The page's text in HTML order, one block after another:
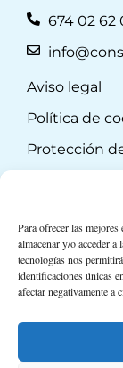
Para ofrecer las
almacenar y/o acceder
tecnologías nos
identificaciones únicas
afectar negativamente a
674 02 62
Aviso legal
Política de
Protección